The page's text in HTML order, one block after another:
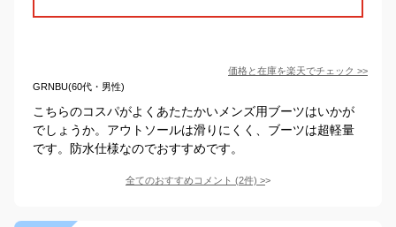
価格と在庫を楽天でチェック >>
GRNBU(60代・男性)
こちらのコスパがよくあたたかいメンズ用ブーツはいかが
でしょうか。アウトソールは滑りにくく、ブーツは超軽量
です。防水仕様なのでおすすめです。
全てのおすすめコメント (2件) >